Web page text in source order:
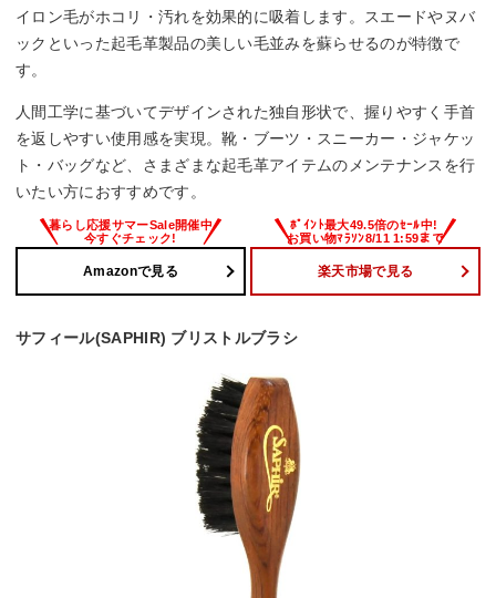
イロン毛がホコリ・汚れを効果的に吸着します。スエードやヌバ
ックといった起毛革製品の美しい毛並みを蘇らせるのが特徴で
す。
人間工学に基づいてデザインされた独自形状で、握りやすく手首
を返しやすい使用感を実現。靴・ブーツ・スニーカー・ジャケッ
ト・バッグなど、さまざまな起毛革アイテムのメンテナンスを行
いたい方におすすめです。
Amazonで見る 楽天市場で見る
サフィール(SAPHIR) ブリストルブラシ